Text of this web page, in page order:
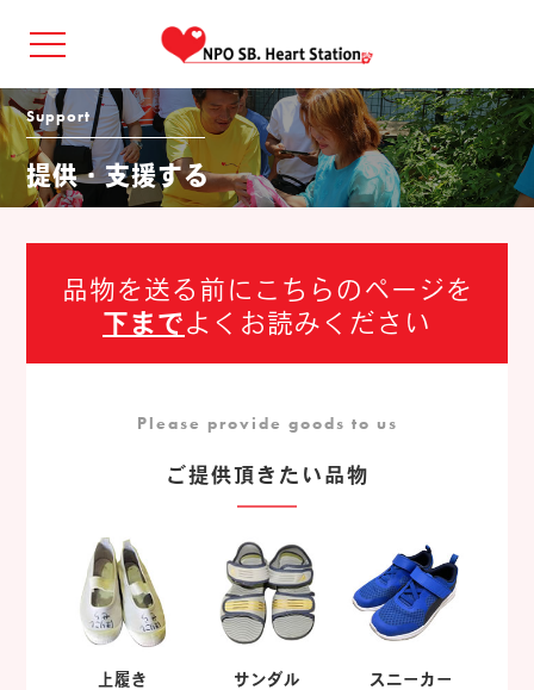
Support
提供・支援する
品物を送る前にこちらのページを
下までよくお読みください
Please provide goods to us
ご提供頂きたい品物
上履き サンダル スニーカー